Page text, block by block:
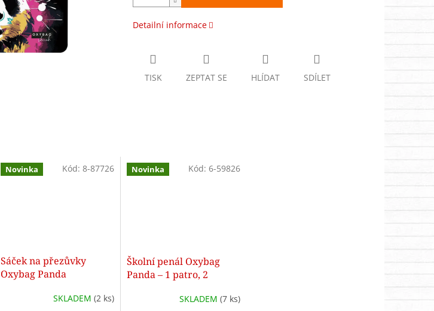
Detailní informace
TISK ZEPTAT SE HLÍDAT SDÍLET
Novinka
Sáček na přezůvky
Oxybag Panda
SKLADEM (2 ks)
Kód: 8-87726 Novinka
Školní penál Oxybag
Panda – 1 patro, 2
SKLADEM(7 ks)
Kód:6-59826